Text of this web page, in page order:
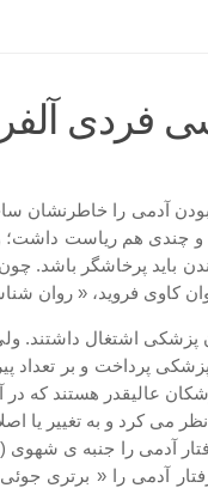
فردی
وین ( اطریش ) چشم به جهان گشود و در سال ۱۹۳۷
باید پرخاشگر باشد.
روان کاوی فروید، « روان
پرداخت و بر تعداد
عالیقدر هستند که در
نظر می کرد و به تغییر
آدمی را جنبه ی
آدمی را « برتری